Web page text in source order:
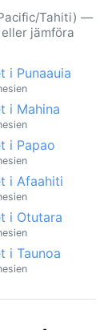
Tahiti) —
jämföra
Punaauia
Mahina
i Papao
i Afaahiti
i Otutara
Taunoa